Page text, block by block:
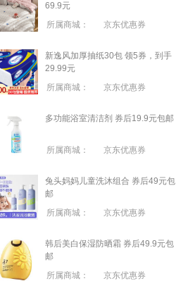
69.9元
所属商城：
京东优惠券
新逸风加厚抽纸30包 领5券，到手
29.99元
所属商城：
京东优惠券
多功能浴室清洁剂 券后19.9元包邮
所属商城： 京东优惠券
兔头妈妈儿童洗沐组合 券后49元包
邮
所属商城：
京东优惠券
韩后美白保湿防晒霜 券后49.9元包
邮
所属商城：
京东优惠券